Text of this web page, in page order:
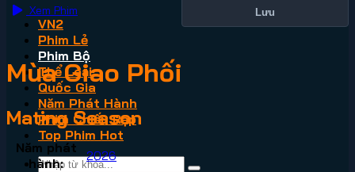
VN2
Phim Lẻ
Phim Bộ
Thể Loại
Quốc Gia
Năm Phát Hành
Phim Chiếu Rạp
Top Phim Hot
Xem Phim Lưu
Mùa Giao Phối
Mating Season
Năm phát
hành:
2026